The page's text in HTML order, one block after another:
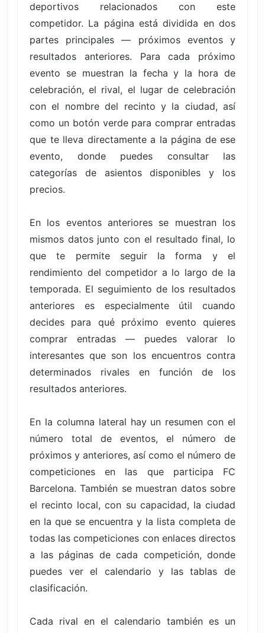
deportivos relacionados con este
competidor. La página está dividida en dos
partes principales — próximos eventos y
resultados anteriores. Para cada próximo
evento se muestran la fecha y la hora de
celebración, el rival, el lugar de celebración
con el nombre del recinto y la ciudad, así
como un botón verde para comprar entradas
que te lleva directamente a la página de ese
evento, donde puedes consultar las
categorías de asientos disponibles y los
precios.
En los eventos anteriores se muestran los
mismos datos junto con el resultado final, lo
que te permite seguir la forma y el
rendimiento del competidor a lo largo de la
temporada. El seguimiento de los resultados
anteriores es especialmente útil cuando
decides para qué próximo evento quieres
comprar entradas — puedes valorar lo
interesantes que son los encuentros contra
determinados rivales en función de los
resultados anteriores.
En la columna lateral hay un resumen con el
número total de eventos, el número de
próximos y anteriores, así como el número de
competiciones en las que participa FC
Barcelona. También se muestran datos sobre
el recinto local, con su capacidad, la ciudad
en la que se encuentra y la lista completa de
todas las competiciones con enlaces directos
a las páginas de cada competición, donde
puedes ver el calendario y las tablas de
clasificación.
Cada rival en el calendario también es un